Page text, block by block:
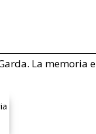
La memoria